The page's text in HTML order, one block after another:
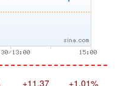
+11.37 +1.01%